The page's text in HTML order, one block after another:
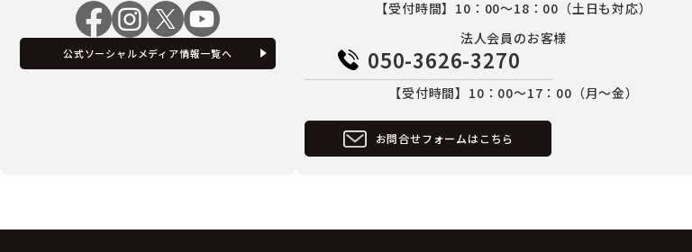
公式ソーシャルメディア情報一覧へ
【受付時間】10：00～18：00（土日も対応）
法人会員のお客様
050-3626-3270
【受付時間】10：00～17：00（月～金）
お問合せフォームはこちら